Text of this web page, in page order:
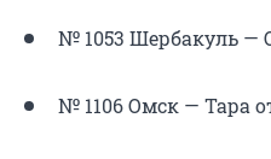
№ 1053 Шербакуль —
№ 1106 Омск — Тара